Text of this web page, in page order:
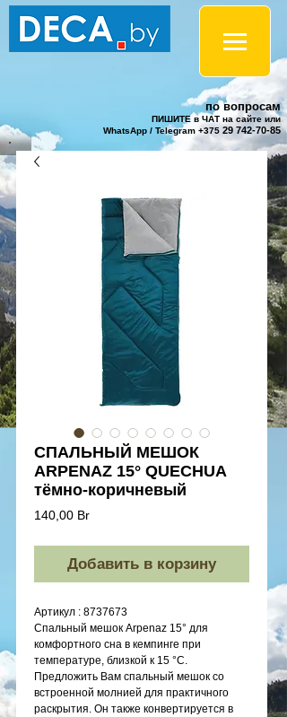
по вопросам
ПИШИТЕ в ЧАТ на сайте или
WhatsApp / Telegram +375 29 742-70-85
СПАЛЬНЫЙ МЕШОК
ARPENAZ 15° QUECHUA
тёмно-коричневый
140,00 BrЦена
Добавить в корзину
Артикул : 8737673
Cпальный мешок Arpenaz 15° для
комфортного сна в кемпинге при
температуре, близкой к 15 °C.
Предложить Вам спальный мешок со
встроенной молнией для практичного
раскрытия. Он также конвертируется в